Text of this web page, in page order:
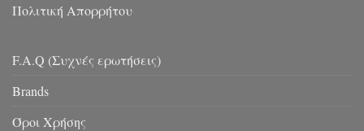
Πολιτική Απορρήτου
F.A.Q (Συχνές ερωτήσεις)
Brands
Όροι Χρήσης